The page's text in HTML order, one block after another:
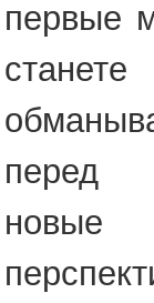
первые
перед